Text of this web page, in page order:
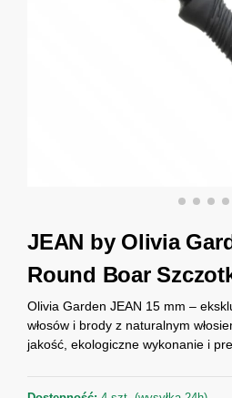
JEAN by Olivia
Round Boar
Olivia Garden JEAN 15 mm –
włosów i brody z naturalnym
jakość, ekologiczne wykonanie i